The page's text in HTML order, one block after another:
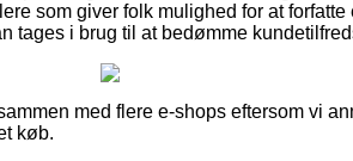
som giver folk mulighed for at forfatte
tages i brug til at bedømme
med flere e-shops eftersom vi
køb.